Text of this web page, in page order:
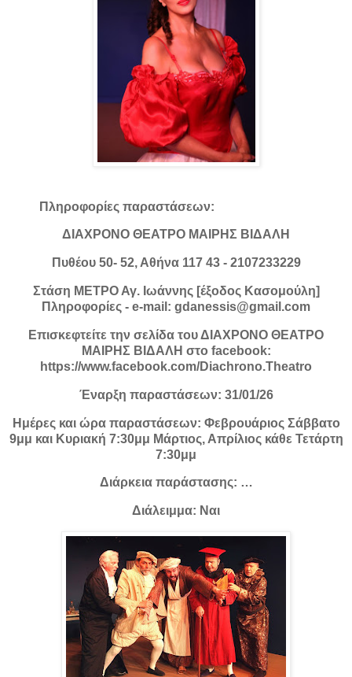
Πληροφορίες παραστάσεων:
ΔΙΑΧΡΟΝΟ ΘΕΑΤΡΟ ΜΑΙΡΗΣ ΒΙΔΑΛΗ
Πυθέου 50- 52, Αθήνα 117 43 - 2107233229
Στάση ΜΕΤΡΟ Αγ. Ιωάννης [έξοδος Κασομούλη]
Πληροφορίες - e-mail: gdanessis@gmail.com
Επισκεφτείτε την σελίδα του ΔΙΑΧΡΟΝΟ ΘΕΑΤΡΟ
ΜΑΙΡΗΣ ΒΙΔΑΛΗ στο facebook:
https://www.facebook.com/Diachrono.Theatro
Έναρξη παραστάσεων: 31/01/26
Ημέρες και ώρα παραστάσεων: Φεβρουάριος Σάββατο
9μμ και Κυριακή 7:30μμ Μάρτιος, Απρίλιος κάθε Τετάρτη
7:30μμ
Διάρκεια παράστασης: …
Διάλειμμα: Ναι